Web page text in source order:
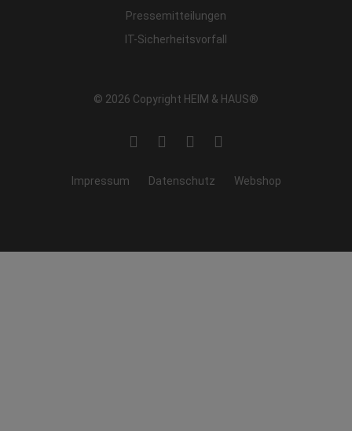
Pressemitteilungen
IT-Sicherheitsvorfall
© 2026 Copyright HEIM & HAUS®
Impressum Datenschutz Webshop